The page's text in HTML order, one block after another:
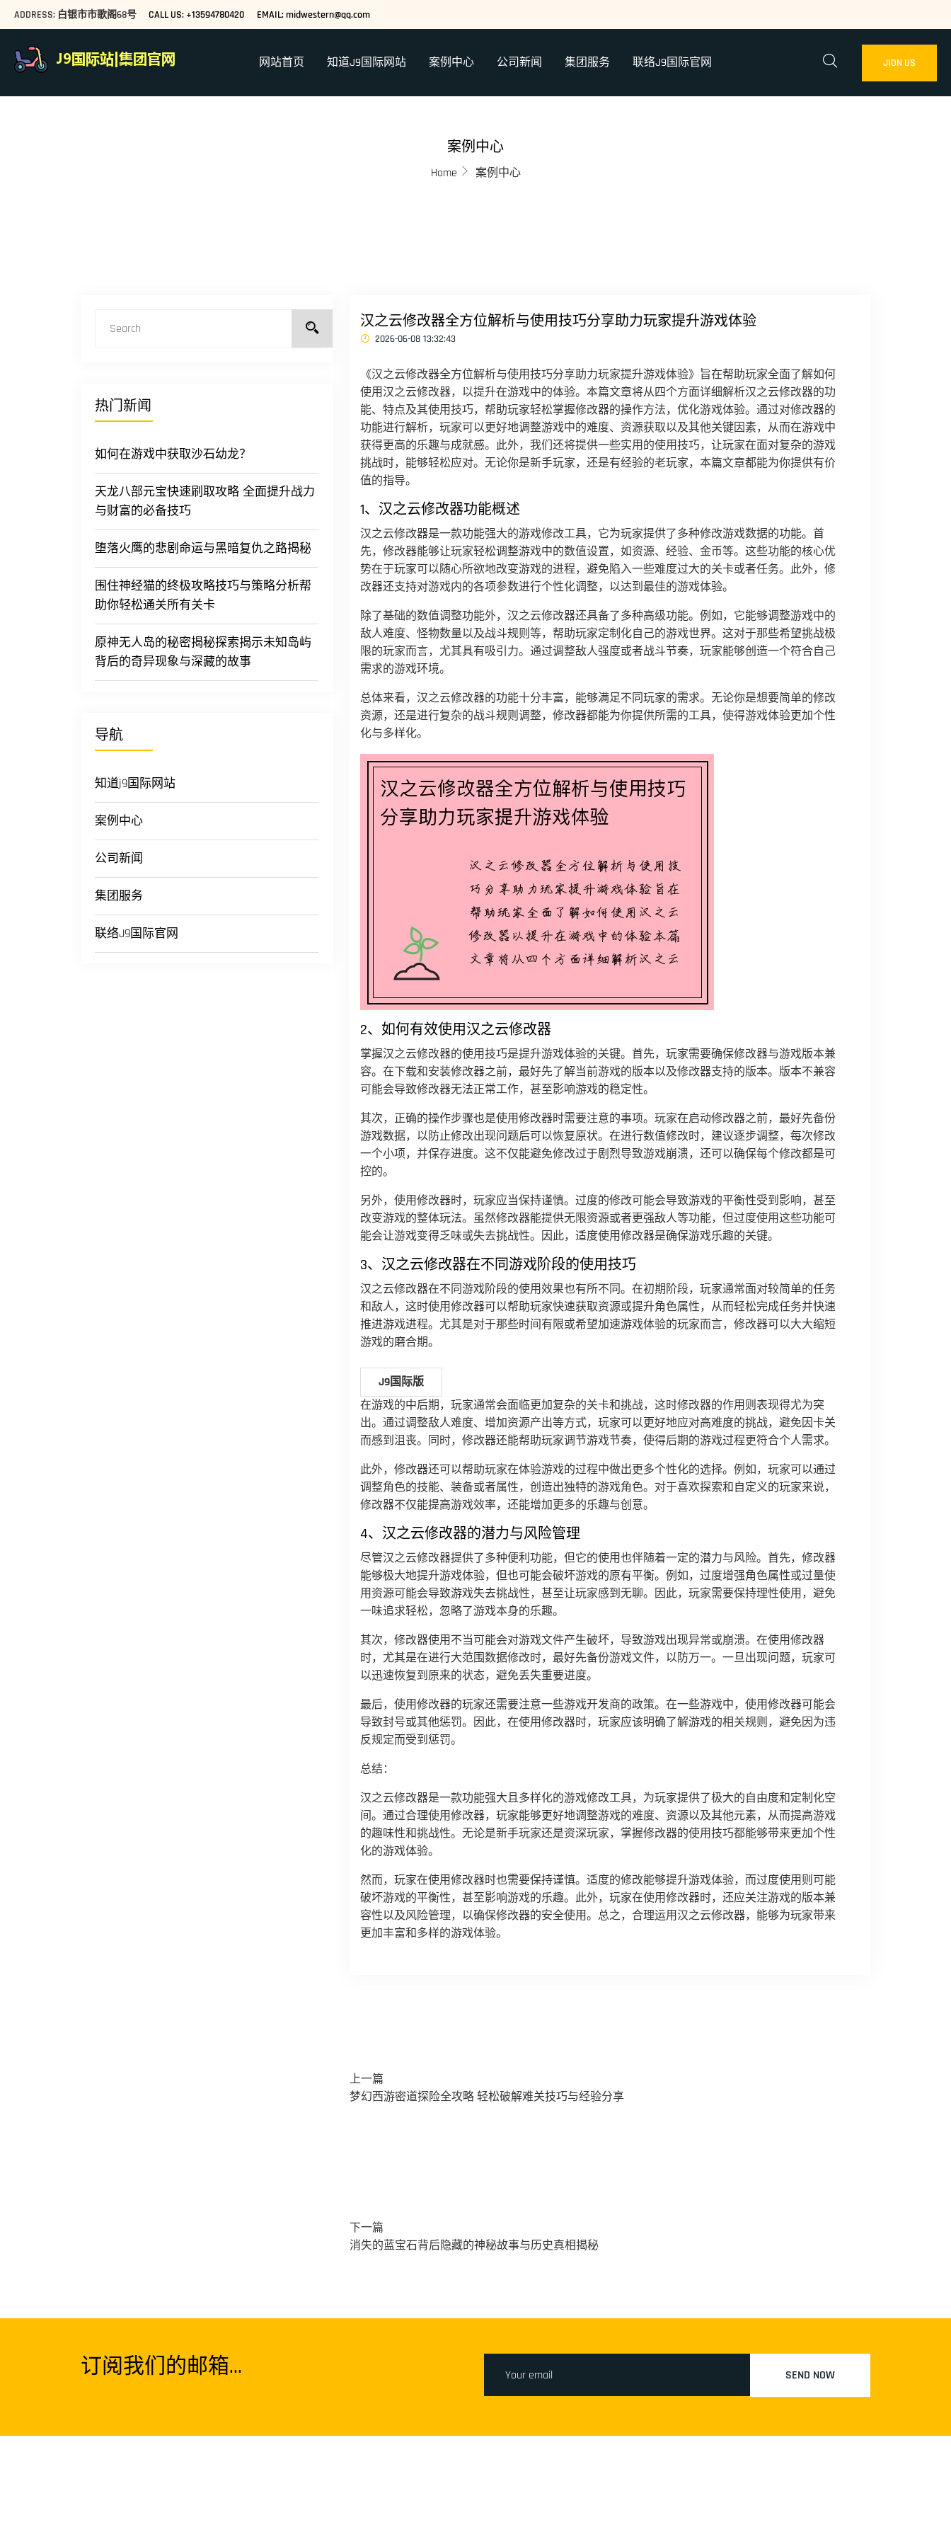
ADDRESS: 白银市市歌阁68号 CALL US: +13594780420 EMAIL: midwestern@qq.com
网站首页 知道J9国际网站 案例中心 公司新闻 集团服务 联络J9国际官网 JION US
案例中心
Home 案例中心
热门新闻
如何在游戏中获取沙石幼龙？
天龙八部元宝快速刷取攻略 全面提升战力
与财富的必备技巧
堕落火鹰的悲剧命运与黑暗复仇之路揭秘
围住神经猫的终极攻略技巧与策略分析帮
助你轻松通关所有关卡
原神无人岛的秘密揭秘探索揭示未知岛屿
背后的奇异现象与深藏的故事
导航
知道j9国际网站
案例中心
公司新闻
集团服务
联络J9国际官网
汉之云修改器全方位解析与使用技巧分享助力玩家提升游戏体验
2026-06-08 13:32:43
《汉之云修改器全方位解析与使用技巧分享助力玩家提升游戏体验》旨在帮助玩家全面了解如何
使用汉之云修改器，以提升在游戏中的体验。本篇文章将从四个方面详细解析汉之云修改器的功
能、特点及其使用技巧，帮助玩家轻松掌握修改器的操作方法，优化游戏体验。通过对修改器的
功能进行解析，玩家可以更好地调整游戏中的难度、资源获取以及其他关键因素，从而在游戏中
获得更高的乐趣与成就感。此外，我们还将提供一些实用的使用技巧，让玩家在面对复杂的游戏
挑战时，能够轻松应对。无论你是新手玩家，还是有经验的老玩家，本篇文章都能为你提供有价
值的指导。
1、汉之云修改器功能概述
汉之云修改器是一款功能强大的游戏修改工具，它为玩家提供了多种修改游戏数据的功能。首
先，修改器能够让玩家轻松调整游戏中的数值设置，如资源、经验、金币等。这些功能的核心优
势在于玩家可以随心所欲地改变游戏的进程，避免陷入一些难度过大的关卡或者任务。此外，修
改器还支持对游戏内的各项参数进行个性化调整，以达到最佳的游戏体验。
除了基础的数值调整功能外，汉之云修改器还具备了多种高级功能。例如，它能够调整游戏中的
敌人难度、怪物数量以及战斗规则等，帮助玩家定制化自己的游戏世界。这对于那些希望挑战极
限的玩家而言，尤其具有吸引力。通过调整敌人强度或者战斗节奏，玩家能够创造一个符合自己
需求的游戏环境。
总体来看，汉之云修改器的功能十分丰富，能够满足不同玩家的需求。无论你是想要简单的修改
资源，还是进行复杂的战斗规则调整，修改器都能为你提供所需的工具，使得游戏体验更加个性
化与多样化。
2、如何有效使用汉之云修改器
掌握汉之云修改器的使用技巧是提升游戏体验的关键。首先，玩家需要确保修改器与游戏版本兼
容。在下载和安装修改器之前，最好先了解当前游戏的版本以及修改器支持的版本。版本不兼容
可能会导致修改器无法正常工作，甚至影响游戏的稳定性。
其次，正确的操作步骤也是使用修改器时需要注意的事项。玩家在启动修改器之前，最好先备份
游戏数据，以防止修改出现问题后可以恢复原状。在进行数值修改时，建议逐步调整，每次修改
一个小项，并保存进度。这不仅能避免修改过于剧烈导致游戏崩溃，还可以确保每个修改都是可
控的。
另外，使用修改器时，玩家应当保持谨慎。过度的修改可能会导致游戏的平衡性受到影响，甚至
改变游戏的整体玩法。虽然修改器能提供无限资源或者更强敌人等功能，但过度使用这些功能可
能会让游戏变得乏味或失去挑战性。因此，适度使用修改器是确保游戏乐趣的关键。
3、汉之云修改器在不同游戏阶段的使用技巧
汉之云修改器在不同游戏阶段的使用效果也有所不同。在初期阶段，玩家通常面对较简单的任务
和敌人，这时使用修改器可以帮助玩家快速获取资源或提升角色属性，从而轻松完成任务并快速
推进游戏进程。尤其是对于那些时间有限或希望加速游戏体验的玩家而言，修改器可以大大缩短
游戏的磨合期。
J9国际版
在游戏的中后期，玩家通常会面临更加复杂的关卡和挑战，这时修改器的作用则表现得尤为突
出。通过调整敌人难度、增加资源产出等方式，玩家可以更好地应对高难度的挑战，避免因卡关
而感到沮丧。同时，修改器还能帮助玩家调节游戏节奏，使得后期的游戏过程更符合个人需求。
此外，修改器还可以帮助玩家在体验游戏的过程中做出更多个性化的选择。例如，玩家可以通过
调整角色的技能、装备或者属性，创造出独特的游戏角色。对于喜欢探索和自定义的玩家来说，
修改器不仅能提高游戏效率，还能增加更多的乐趣与创意。
4、汉之云修改器的潜力与风险管理
尽管汉之云修改器提供了多种便利功能，但它的使用也伴随着一定的潜力与风险。首先，修改器
能够极大地提升游戏体验，但也可能会破坏游戏的原有平衡。例如，过度增强角色属性或过量使
用资源可能会导致游戏失去挑战性，甚至让玩家感到无聊。因此，玩家需要保持理性使用，避免
一味追求轻松，忽略了游戏本身的乐趣。
其次，修改器使用不当可能会对游戏文件产生破坏，导致游戏出现异常或崩溃。在使用修改器
时，尤其是在进行大范围数据修改时，最好先备份游戏文件，以防万一。一旦出现问题，玩家可
以迅速恢复到原来的状态，避免丢失重要进度。
最后，使用修改器的玩家还需要注意一些游戏开发商的政策。在一些游戏中，使用修改器可能会
导致封号或其他惩罚。因此，在使用修改器时，玩家应该明确了解游戏的相关规则，避免因为违
反规定而受到惩罚。
总结：
汉之云修改器是一款功能强大且多样化的游戏修改工具，为玩家提供了极大的自由度和定制化空
间。通过合理使用修改器，玩家能够更好地调整游戏的难度、资源以及其他元素，从而提高游戏
的趣味性和挑战性。无论是新手玩家还是资深玩家，掌握修改器的使用技巧都能够带来更加个性
化的游戏体验。
然而，玩家在使用修改器时也需要保持谨慎。适度的修改能够提升游戏体验，而过度使用则可能
破坏游戏的平衡性，甚至影响游戏的乐趣。此外，玩家在使用修改器时，还应关注游戏的版本兼
容性以及风险管理，以确保修改器的安全使用。总之，合理运用汉之云修改器，能够为玩家带来
更加丰富和多样的游戏体验。
上一篇
梦幻西游密道探险全攻略 轻松破解难关技巧与经验分享
下一篇
消失的蓝宝石背后隐藏的神秘故事与历史真相揭秘
订阅我们的邮箱... SEND NOW